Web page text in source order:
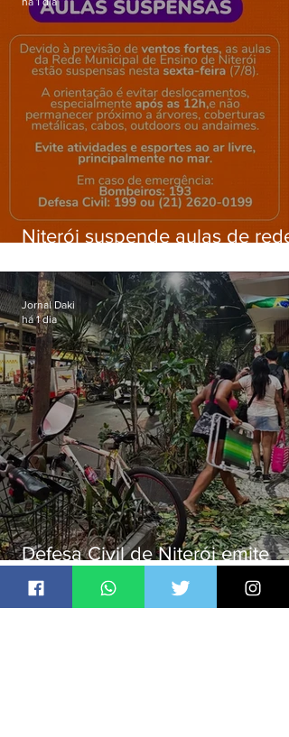
Niterói suspende aulas de rede
ventos fortes nesta sexta (7)
Defesa Civil de Niterói emite
sexta-feira (07)
Jornal Daki
há 1 dia